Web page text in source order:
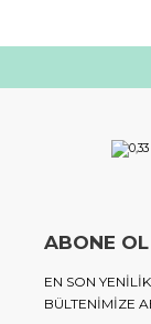
ABONE OL
EN SON
BÜLTENIMIZE